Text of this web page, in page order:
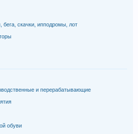
бега, скачки, ипподромы, лот
и перерабатывающие
обуви